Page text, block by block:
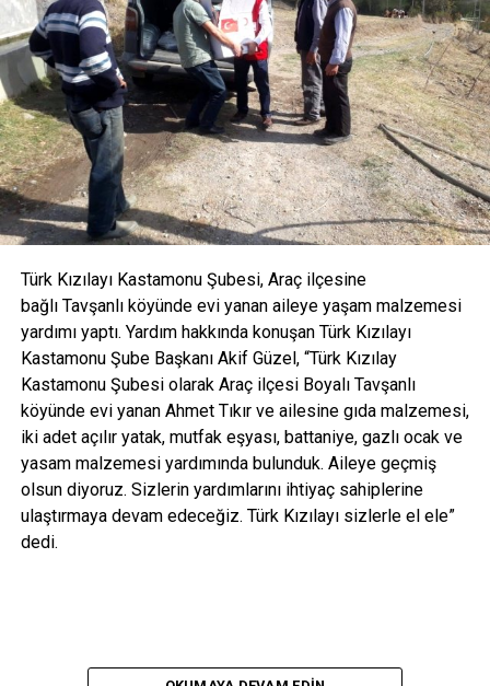
Türk Kızılayı Kastamonu Şubesi, Araç ilçesine
bağlı Tavşanlı köyünde evi yanan aileye yaşam malzemesi
yardımı yaptı. Yardım hakkında konuşan Türk Kızılayı
Kastamonu Şube Başkanı Akif Güzel, “Türk Kızılay
Kastamonu Şubesi olarak Araç ilçesi Boyalı Tavşanlı
köyünde evi yanan Ahmet Tıkır ve ailesine gıda malzemesi,
iki adet açılır yatak, mutfak eşyası, battaniye, gazlı ocak ve
yasam malzemesi yardımında bulunduk. Aileye geçmiş
olsun diyoruz. Sizlerin yardımlarını ihtiyaç sahiplerine
ulaştırmaya devam edeceğiz. Türk Kızılayı sizlerle el ele”
dedi.